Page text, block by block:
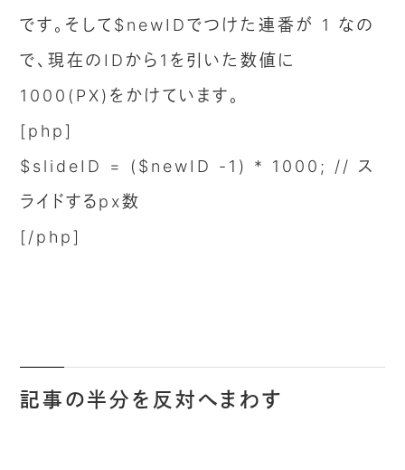
です。そして$newIDでつけた連番が 1 なの
で、現在のIDから1を引いた数値に
1000(PX)をかけています。
[php]
$slideID = ($newID -1) * 1000; // ス
ライドするpx数
[/php]
記事の半分を反対へまわす